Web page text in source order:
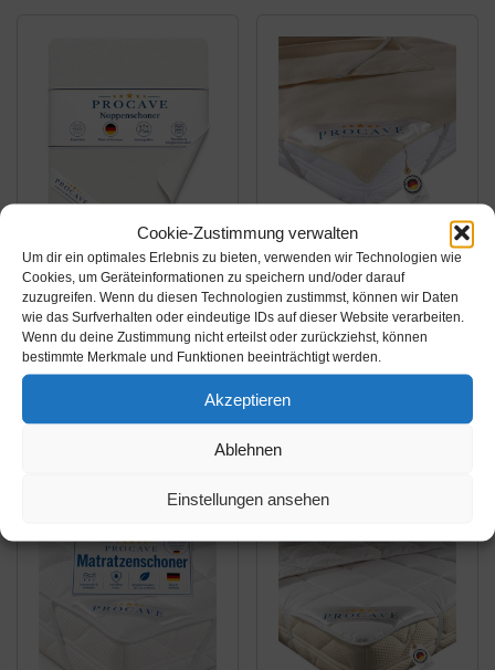
Cookie-Zustimmung verwalten
Um dir ein optimales Erlebnis zu bieten, verwenden wir Technologien wie
Cookies, um Geräteinformationen zu speichern und/oder darauf
zuzugreifen. Wenn du diesen Technologien zustimmst, können wir Daten
wie das Surfverhalten oder eindeutige IDs auf dieser Website verarbeiten.
Wenn du deine Zustimmung nicht erteilst oder zurückziehst, können
bestimmte Merkmale und Funktionen beeinträchtigt werden.
Akzeptieren
Ablehnen
Einstellungen ansehen
Nadelfilz | Made in
Germany
54,95€
PROCAVE
Noppenschoner für den
Lattenrost in
verschiedenen Größen
- Made in Germany |
Amazon.de
43,95€
PROCAVE Matratzen-
Auflage aus 100%
Baumwolle, Natur-
Matratzenschoner
atmungsaktiv,
hochwertige
Matratzenschutz,